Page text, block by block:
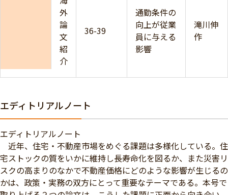
外
論
文
紹
介
36-39
通勤条件の
向上が従業
員に与える
影響
滝川伸
作
エディトリアルノート
エディトリアルノート
近年、住宅・不動産市場をめぐる課題は多様化している。住
宅ストックの質をいかに維持し長寿命化を図るか、また災害リ
スクの高まりのなかで不動産価格にどのような影響が生じるの
かは、政策・実務の双方にとって重要なテーマである。本号で